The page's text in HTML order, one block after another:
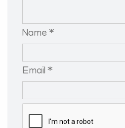
Name *
Email *